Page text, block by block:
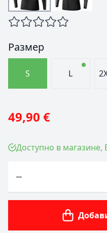
Размер
S L
49,90 €
Доступно в магазине,